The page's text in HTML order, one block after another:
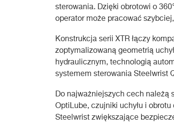
sterowania. Dzięki obrotowi o
operator może pracować
Konstrukcja serii XTR łączy
zoptymalizowaną geometrią
hydraulicznym, technologią
systemem sterowania Steelwrist
Do najważniejszych cech należą
OptiLube, czujniki uchyłu i
Steelwrist zwiększające